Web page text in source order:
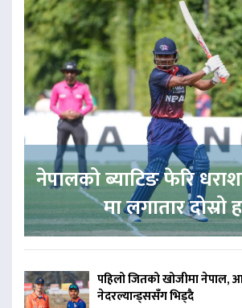
नेपालको ब्याटिङ फेरि
मा लगातार दोस्रो
पहिलो जितको खोजीमा
नेदरल्यान्ड्ससँग भिड्दै